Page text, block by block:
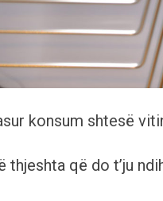
konsum shtesë
që do t’ju